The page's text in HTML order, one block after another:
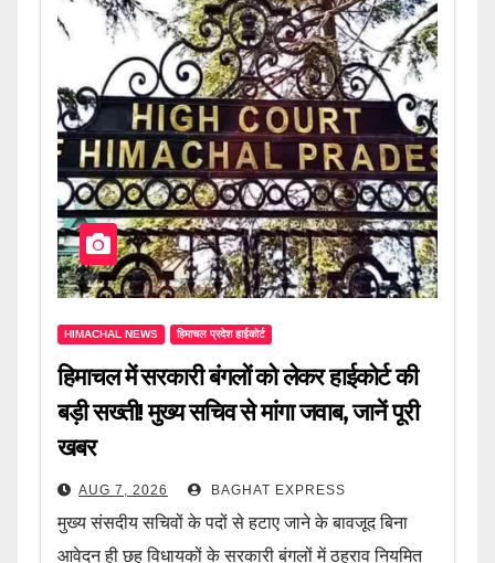
HIMACHAL NEWS हिमाचल प्रदेश हाईकोर्ट
हिमाचल में सरकारी बंगलों को लेकर हाईकोर्ट की
बड़ी सख्ती! मुख्य सचिव से मांगा जवाब, जानें पूरी
खबर
AUG 7, 2026 BAGHAT EXPRESS
मुख्य संसदीय सचिवों के पदों से हटाए जाने के बावजूद बिना
आवेदन ही छह विधायकों के सरकारी बंगलों में ठहराव नियमित